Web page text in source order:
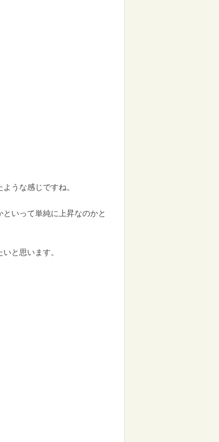
うな感じですね。
いって単純に上昇なのかと
と思います。